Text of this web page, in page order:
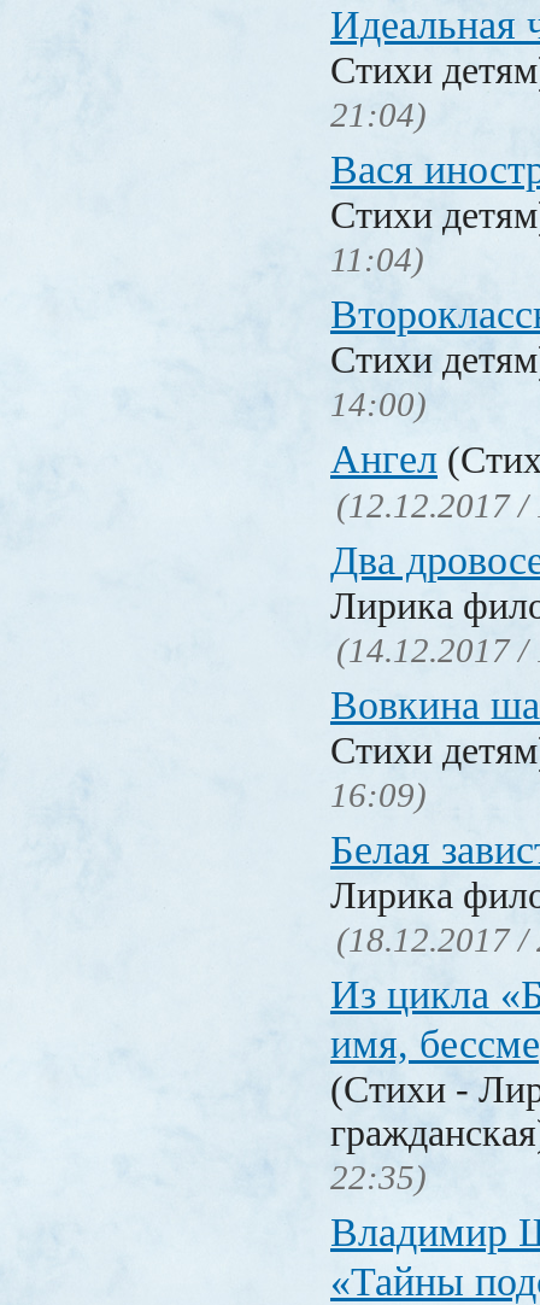
Идеальная
Стихи
21:04)
Вася
Стихи
11:04)
Стихи
14:00)
Ангел
(12.12.2017 /
Два
Лирика
(14.12.2017 /
Вовкина
Стихи
16:09)
Белая
Лирика
(18.12.2017 /
Из цикла
имя,
(Стихи -
22:35)
Владимир
«Тайны